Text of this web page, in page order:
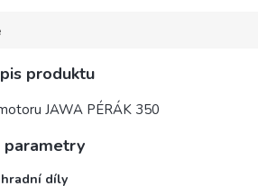
produktu
JAWA PÉRÁK 350
parametry
díly